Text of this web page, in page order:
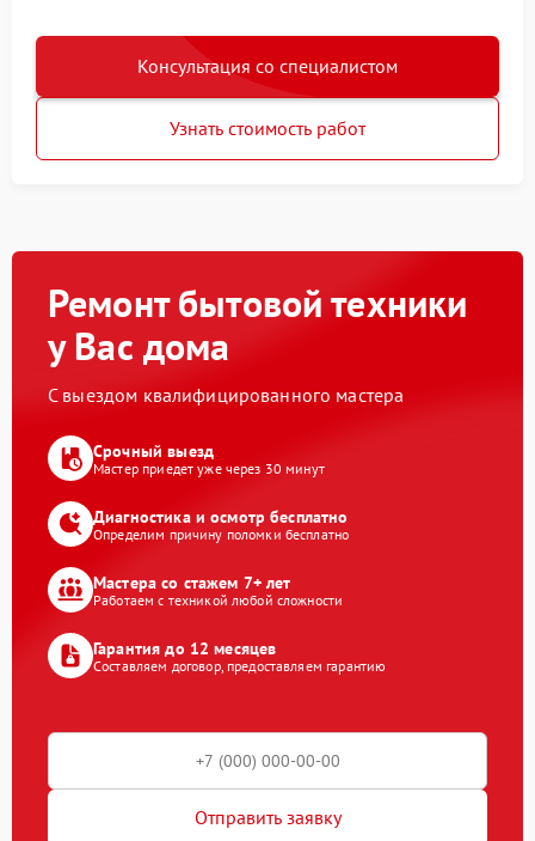
Консультация со специалистом
Узнать стоимость работ
Ремонт бытовой техники
у Вас дома
С выездом квалифицированного мастера
Срочный выезд
Мастер приедет уже через 30 минут
Диагностика и осмотр бесплатно
Определим причину поломки бесплатно
Мастера со стажем 7+ лет
Работаем с техникой любой сложности
Гарантия до 12 месяцев
Составляем договор, предоставляем гарантию
Отправить заявку